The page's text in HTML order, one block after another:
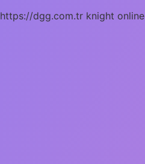
https://dgg.com.tr knight online